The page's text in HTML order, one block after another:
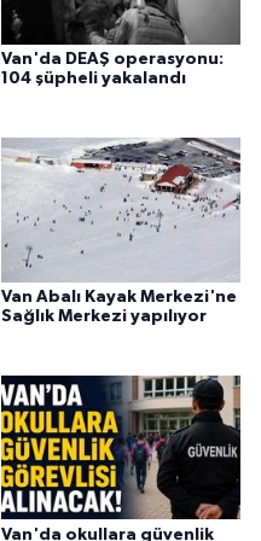
Van'da DEAŞ operasyonu:
104 şüpheli yakalandı
Van Abalı Kayak Merkezi'ne
Sağlık Merkezi yapılıyor
Van'da okullara güvenlik